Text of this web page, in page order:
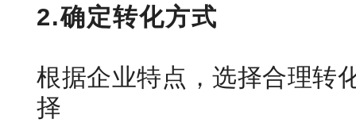
2.确定转化方式
根据企业特点，选择合理转
择